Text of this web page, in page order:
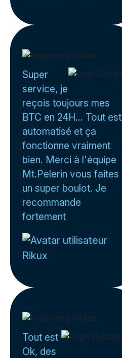
Super
service, je
reçois toujours mes
BTC en 24H... Tout est
automatisé et ça
fonctionne vraiment
bien. Merci à l'équipe
Mt.Pelerin vous faites
un super boulot. Je
recommande
fortement
Rikux
Tout est
Ok, des